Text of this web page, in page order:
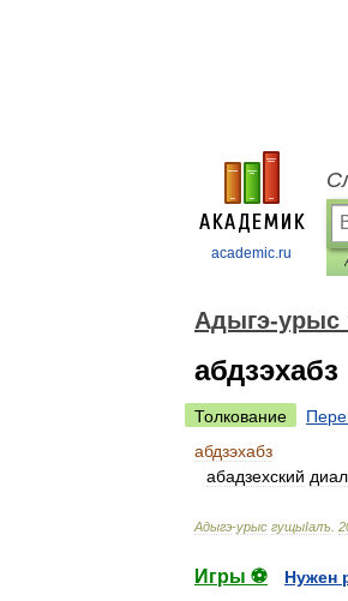
academic.ru
Адыгэ-
абдзэхабз
Толкование
абдзэхабз
абадзехский
Адыгэ-урыс гущыIалъ
Игры ⚽
Нужен